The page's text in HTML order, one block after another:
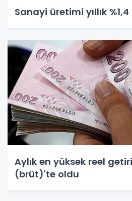
Sanayi üretimi yıllık %1,4
Aylık en yüksek reel
(brüt)'te oldu